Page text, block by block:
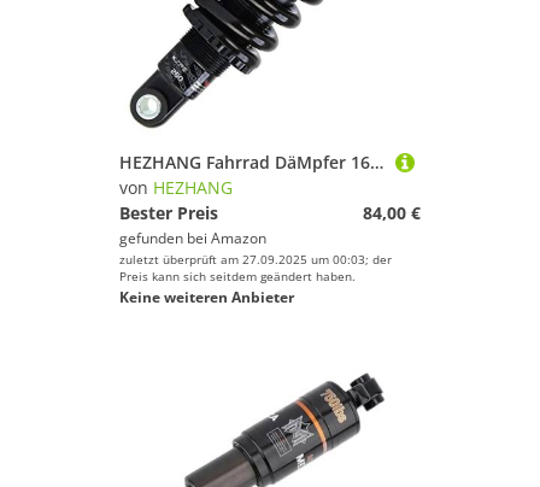
HEZHANG Fahrrad DäMpfer 165 / 190mm Fahrrad hinten Stoßdämpfer elektrisches Upgrade Ultimate Scooter-Heckdämpfer(24-24-190L 1800LBS)
von HEZHANG
Bester Preis
84,00 €
gefunden bei Amazon
zuletzt überprüft am 27.09.2025 um 00:03; der
Preis kann sich seitdem geändert haben.
Keine weiteren Anbieter